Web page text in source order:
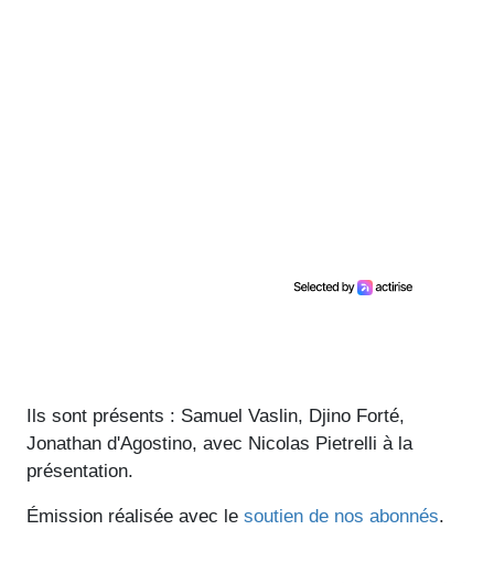
Ils sont présents : Samuel Vaslin, Djino Forté,
Jonathan d'Agostino, avec Nicolas Pietrelli à la
présentation.
Émission réalisée avec le soutien de nos abonnés.